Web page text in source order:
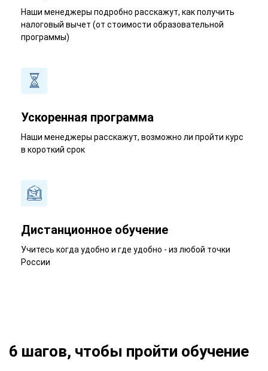
Наши менеджеры подробно расскажут, как получить
налоговый вычет (от стоимости образовательной
программы)
Ускоренная программа
Наши менеджеры расскажут, возможно ли пройти курс
в короткий срок
Дистанционное обучение
Учитесь когда удобно и где удобно - из любой точки
России
6 шагов, чтобы пройти обучение